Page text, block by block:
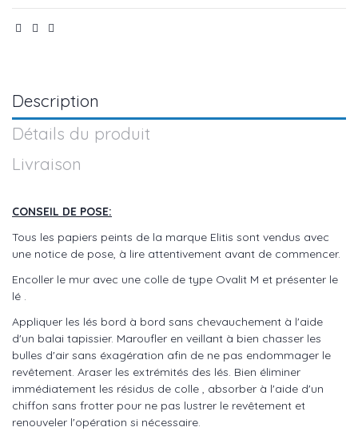
Description
Détails du produit
Livraison
CONSEIL DE POSE:
Tous les papiers peints de la marque Elitis sont vendus avec
une notice de pose, à lire attentivement avant de commencer.
Encoller le mur avec une colle de type Ovalit M et présenter le
lé .
Appliquer les lés bord à bord sans chevauchement à l'aide
d'un balai tapissier. Maroufler en veillant à bien chasser les
bulles d'air sans éxagération afin de ne pas endommager le
revêtement. Araser les extrémités des lés. Bien éliminer
immédiatement les résidus de colle , absorber à l'aide d'un
chiffon sans frotter pour ne pas lustrer le revêtement et
renouveler l'opération si nécessaire.